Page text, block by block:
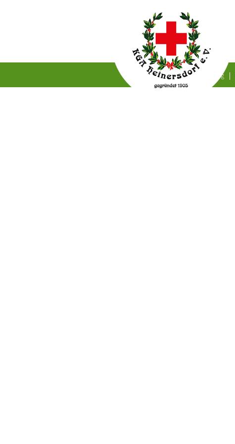
Gartenordnung Satzung